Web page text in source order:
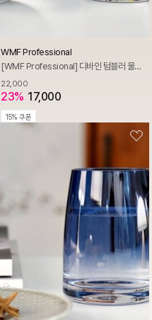
WMF Professional
[WMF Professional] 디바인 텀블러 물잔 325ml 스모키 그레이
22,000
23% 17,000
15% 쿠폰